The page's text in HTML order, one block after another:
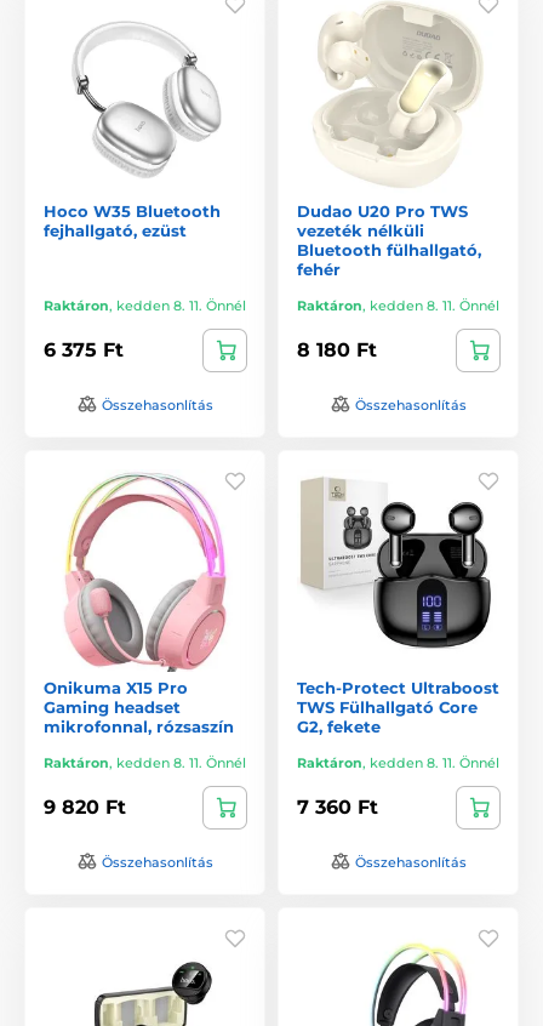
Hoco W35 Bluetooth
fejhallgató, ezüst
Raktáron, kedden 8. 11. Önnél
6 375 Ft
Összehasonlítás
Dudao U20 Pro TWS
vezeték nélküli
Bluetooth fülhallgató,
fehér
Raktáron, kedden 8. 11. Önnél
8 180 Ft
Összehasonlítás
Onikuma X15 Pro
Gaming headset
mikrofonnal, rózsaszín
Raktáron, kedden 8. 11. Önnél
9 820 Ft
Összehasonlítás
Tech-Protect Ultraboost
TWS Fülhallgató Core
G2, fekete
Raktáron, kedden 8. 11. Önnél
7 360 Ft
Összehasonlítás